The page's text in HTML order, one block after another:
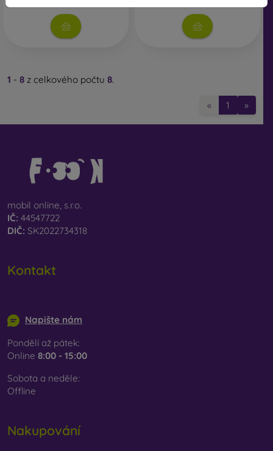
1 - 8 z celkového počtu 8.
« 1 »
mobil online, s.r.o.
IČ: 44547722
DIČ: SK2022734318
Kontakt
Napište nám
Pondělí až pátek:
Online 8:00 - 15:00
Sobota a neděle:
Offline
Nakupování